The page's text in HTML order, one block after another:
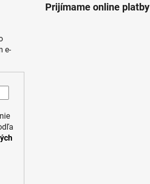
e-
Prijímame online platby